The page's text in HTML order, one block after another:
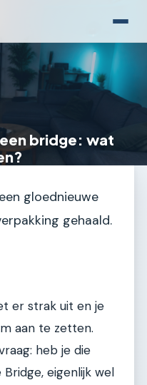
bridge: wat
gloednieuwe
gehaald.
er strak uit en je
aan te zetten.
heb je die
eigenlijk wel